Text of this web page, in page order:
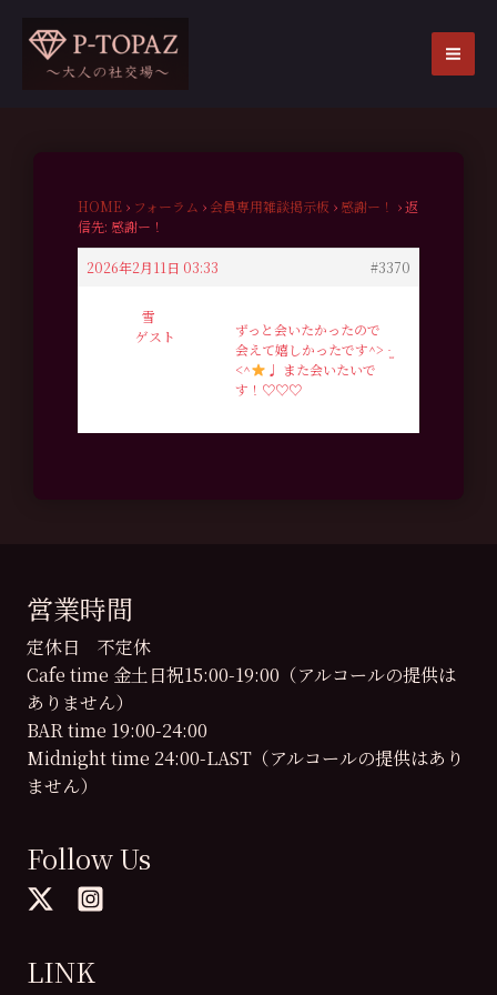
HOME › フォーラム › 会員専用雑談掲示板 › 感謝ー！ ›返
信先: 感謝ー！
2026年2月11日 03:33 #3370
雪
ゲスト
ずっと会いたかったので
会えて嬉しかったです^> ·̫
<^
♩ また会いたいで
す！♡♡♡
営業時間
定休日 不定休
Cafe time 金土日祝15:00-19:00（アルコールの提供は
ありません）
BAR time 19:00-24:00
Midnight time 24:00-LAST（アルコールの提供はあり
ません）
Follow Us
LINK